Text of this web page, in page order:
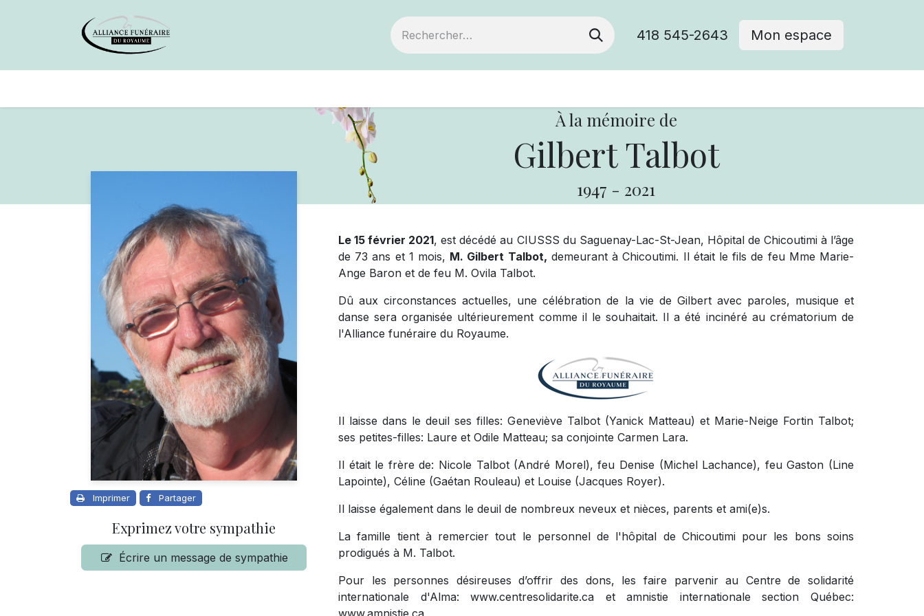
418 545-2643 Mon espace
À la mémoire de
Gilbert Talbot
1947 - 2021
Imprimer Partager
Exprimez votre sympathie
Écrire un message de sympathie
Le 15 février 2021, est décédé au CIUSSS du Saguenay-Lac-St-Jean, Hôpital de Chicoutimi à l’âge
de 73 ans et 1 mois, M. Gilbert Talbot, demeurant à Chicoutimi. Il était le fils de feu Mme Marie-
Ange Baron et de feu M. Ovila Talbot.
Dû aux circonstances actuelles, une célébration de la vie de Gilbert avec paroles, musique et
danse sera organisée ultérieurement comme il le souhaitait. Il a été incinéré au crématorium de
l'Alliance funéraire du Royaume.
Il laisse dans le deuil ses filles: Geneviève Talbot (Yanick Matteau) et Marie-Neige Fortin Talbot;
ses petites-filles: Laure et Odile Matteau; sa conjointe Carmen Lara.
Il était le frère de: Nicole Talbot (André Morel), feu Denise (Michel Lachance), feu Gaston (Line
Lapointe), Céline (Gaétan Rouleau) et Louise (Jacques Royer).
Il laisse également dans le deuil de nombreux neveux et nièces, parents et ami(e)s.
La famille tient à remercier tout le personnel de l'hôpital de Chicoutimi pour les bons soins
prodigués à M. Talbot.
Pour les personnes désireuses d’offrir des dons, les faire parvenir au Centre de solidarité
internationale d'Alma: www.centresolidarite.ca et amnistie internationale section Québec:
www.amnistie.ca